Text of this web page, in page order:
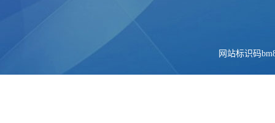
网站标识码